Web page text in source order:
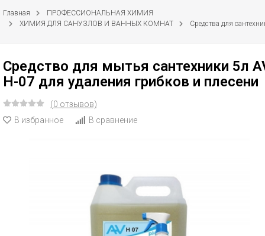
Главная
ПРОФЕССИОНАЛЬНАЯ ХИМИЯ
ХИМИЯ ДЛЯ САНУЗЛОВ И ВАННЫХ КОМНАТ
Средства для
Средство для мытья сантехники 5л
H-07 для удаления грибков и плесени
(0 отзывов)
В избранное
В сравнение